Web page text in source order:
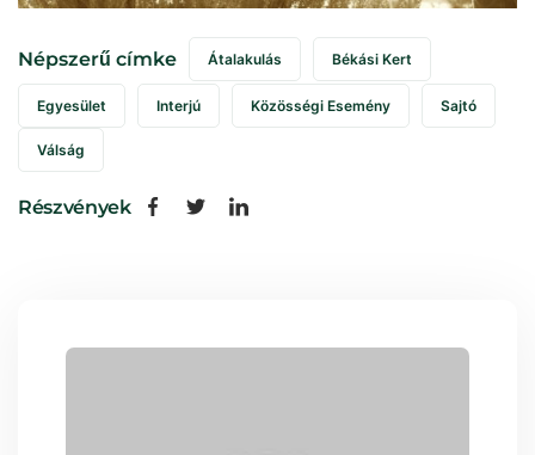
Népszerű címke Átalakulás Békási Kert
Egyesület Interjú Közösségi Esemény Sajtó
Válság
Részvények